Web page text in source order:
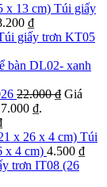
Túi giấy
₫
giấy trơn KT05
bàn DL02- xanh
22.000₫ Giá
₫.
Túi
x 4 cm) 4.500 ₫
trơn IT08 (26